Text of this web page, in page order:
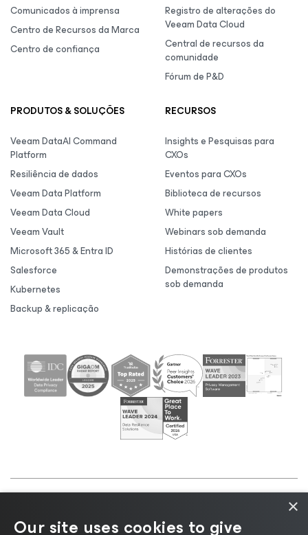
Comunicados à imprensa
Centro de Recursos da Marca
Centro de confiança
Registro de alterações do
Veeam Data Cloud
Central de recursos da
comunidade
Fórum de P&D
PRODUTOS & SOLUÇÕES
Veeam DataAI Command
Platform
Resiliência de dados
Veeam Data Platform
Veeam Data Cloud
Veeam Vault
Microsoft 365 & Entra ID
Salesforce
Kubernetes
Backup & replicação
RECURSOS
Insights e Pesquisas para
CXOs
Eventos para CXOs
Biblioteca de recursos
White papers
Webinars sob demanda
Histórias de clientes
Demonstrações de produtos
sob demanda
|
Aviso de Cookies|Jurídico|Política de
×
Our site uses cookies to give